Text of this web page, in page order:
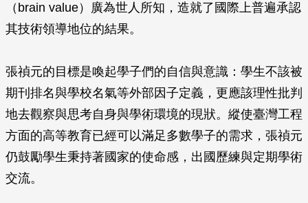
（brain value）廣為世人所知，造就了國際上普遍承認
其技術領導地位的結果。
張禎元的目標是喚起學子們的自信與意識：學生不該被
期刊排名與學校名氣等外部因子定義，更應該理性批判
地去觀察與思考自身與學術環境的現狀。縱使臺灣工程
方面的高等教育已經可以滿足多數學子的需求，張禎元
仍鼓勵學生秉持著國家的使命感，出國歷練與定期學術
交流。